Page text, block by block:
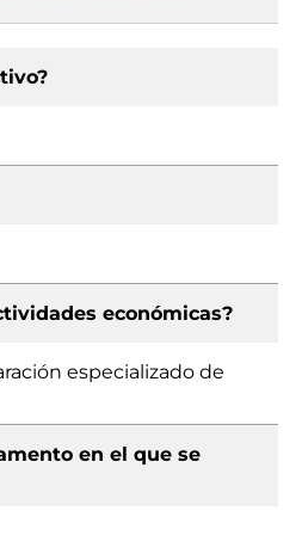
económicas?
especializado de
en el que se